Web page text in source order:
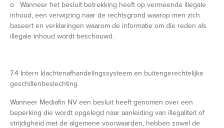
o Wanneer het besluit betrekking heeft op vermeende illegale
inhoud, een verwijzing naar de rechtsgrond waarop men zich
baseert en verklaringen waarom de informatie om die reden als
illegale inhoud wordt beschouwd.
7.4 Intern klachtenafhandelingssysteem en buitengerechtelijke
geschillenbeslechting
Wanneer Mediafin NV een besluit heeft genomen over een
beperking die wordt opgelegd naar aanleiding van illegaliteit of
strijdigheid met de algemene voorwaarden, hebben zowel de